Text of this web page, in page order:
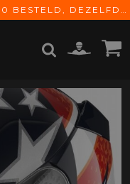
OP ONZE WERKDAGEN VOOR 15:00 BESTELD, DEZELFDE DAG VERZONDEN! GRATIS VERZENDING VANAF € 65,-
ZOEKEN